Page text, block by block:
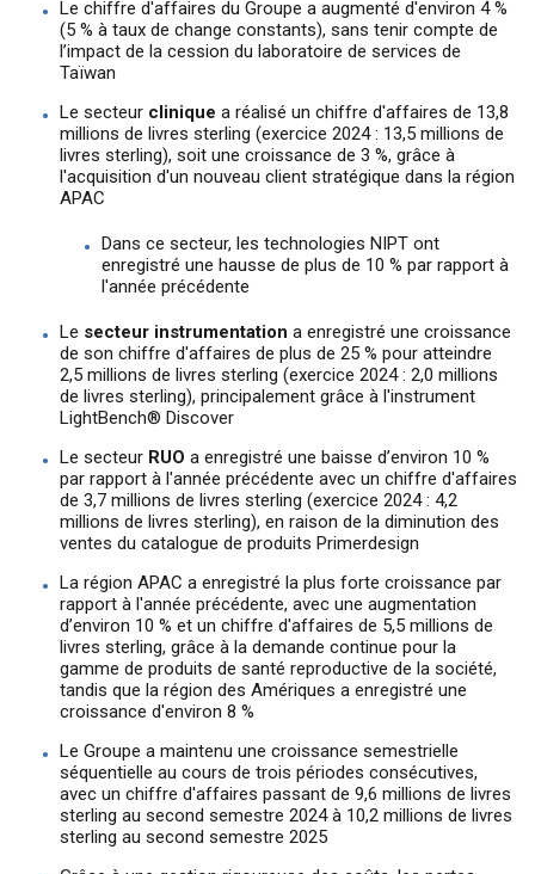
Le chiffre d'affaires du Groupe a augmenté d'environ 4 %
(5 % à taux de change constants), sans tenir compte de
l’impact de la cession du laboratoire de services de
Taïwan
Le secteur clinique a réalisé un chiffre d'affaires de 13,8
millions de livres sterling (exercice 2024 : 13,5 millions de
livres sterling), soit une croissance de 3 %, grâce à
l'acquisition d'un nouveau client stratégique dans la région
APAC
Dans ce secteur, les technologies NIPT ont
enregistré une hausse de plus de 10 % par rapport à
l'année précédente
Le secteur instrumentation a enregistré une croissance
de son chiffre d'affaires de plus de 25 % pour atteindre
2,5 millions de livres sterling (exercice 2024 : 2,0 millions
de livres sterling), principalement grâce à l'instrument
LightBench® Discover
Le secteur RUO a enregistré une baisse d’environ 10 %
par rapport à l'année précédente avec un chiffre d'affaires
de 3,7 millions de livres sterling (exercice 2024 : 4,2
millions de livres sterling), en raison de la diminution des
ventes du catalogue de produits Primerdesign
La région APAC a enregistré la plus forte croissance par
rapport à l'année précédente, avec une augmentation
d’environ 10 % et un chiffre d'affaires de 5,5 millions de
livres sterling, grâce à la demande continue pour la
gamme de produits de santé reproductive de la société,
tandis que la région des Amériques a enregistré une
croissance d'environ 8 %
Le Groupe a maintenu une croissance semestrielle
séquentielle au cours de trois périodes consécutives,
avec un chiffre d'affaires passant de 9,6 millions de livres
sterling au second semestre 2024 à 10,2 millions de livres
sterling au second semestre 2025